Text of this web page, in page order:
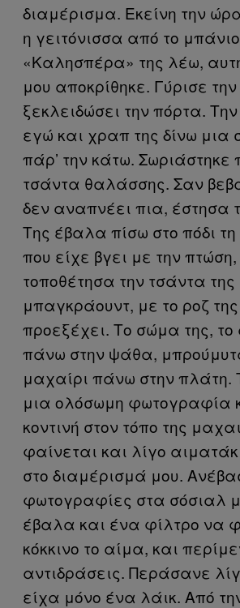
διαμέρισμα. Εκείνη την
η γειτόνισσα από το
«Καλησπέρα» της λέω,
μου αποκρίθηκε. Γύρισε
ξεκλειδώσει την πόρτα.
εγώ και χραπ της δίνω μια
πάρ’ την κάτω. Σωριάστηκε
τσάντα θαλάσσης. Σαν
δεν αναπνέει πια, έστησα
Της έβαλα πίσω στο πόδι
που είχε βγει με την πτώση,
τοποθέτησα την τσάντα της
μπαγκράουντ, με το ροζ
προεξέχει. Το σώμα της,
πάνω στην ψάθα,
μαχαίρι πάνω στην πλάτη.
μια ολόσωμη φωτογραφία
κοντινή στον τόπο της
φαίνεται και λίγο
στο διαμέρισμά μου.
φωτογραφίες στα σόσιαλ
έβαλα και ένα φίλτρο να
κόκκινο το αίμα, και
αντιδράσεις. Περάσανε
είχα μόνο ένα λάικ. Από